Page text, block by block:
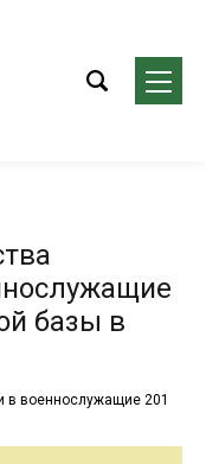
базы в